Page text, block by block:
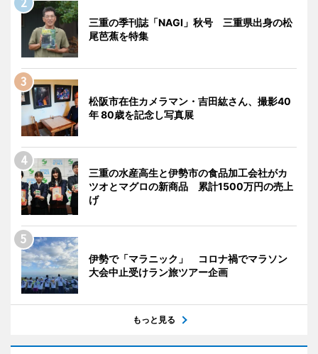
三重の季刊誌「NAGI」秋号 三重県出身の松
尾芭蕉を特集
松阪市在住カメラマン・吉田紘さん、撮影40
年 80歳を記念し写真展
三重の水産高生と伊勢市の食品加工会社がカ
ツオとマグロの新商品 累計1500万円の売上
げ
伊勢で「マラニック」 コロナ禍でマラソン
大会中止受けラン旅ツアー企画
もっと見る